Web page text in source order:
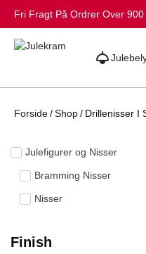
Fri Fragt På Ordrer Over 900
Forside/Shop/ Drillenisser I
Julefigurer og Nisser
Bramming Nisser
Nisser
Finish